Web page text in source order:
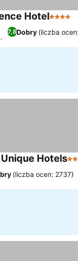
Hotel4
7,8Dobry (liczba
Hotels2
(liczba ocen: 2737)